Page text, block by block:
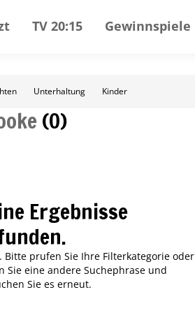
TV 20:15 Gewinnspiele
Unterhaltung Kinder
(0)
Ergebnisse
Bitte prufen Sie Ihre Filterkategorie oder
Sie eine andere Suchephrase und
Sie es erneut.